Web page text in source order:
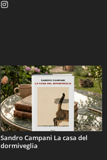
Sandro Campani La casa del
dormiveglia